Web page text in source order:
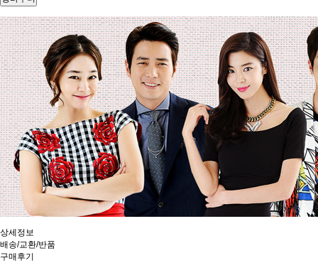
상세정보
배송/교환/반품
구매후기